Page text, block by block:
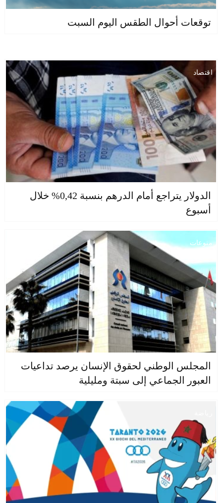
توقعات أحوال الطقس اليوم السبت
اقتصاد
الدولار يتراجع أمام الدرهم بنسبة 0,42% خلال
أسبوع
منوعات
المجلس الوطني لحقوق الإنسان يرصد تداعيات
العبور الجماعي إلى سبتة ومليلية